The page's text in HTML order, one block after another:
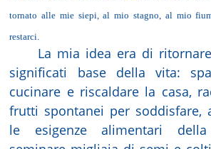
tornato alle mie siepi, al mio stagno, al mio
restarci.
La mia idea era di
significati base della vita:
cucinare e riscaldare la casa,
frutti spontanei per soddisfare,
le esigenze alimentari